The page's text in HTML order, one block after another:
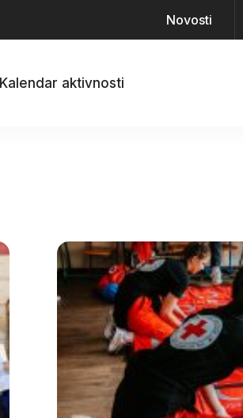
Novosti
Kalendar aktivnosti